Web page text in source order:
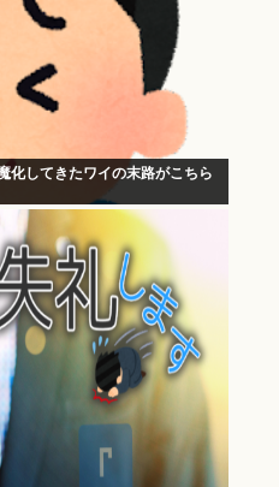
化してきたワイの末路がこちら